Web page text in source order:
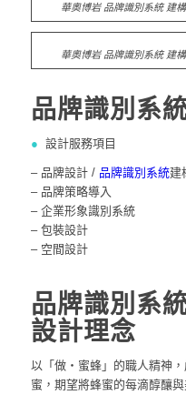
華奧博岩 品牌識別系統 建
華奧博岩 品牌識別系統 建
品牌識別系
● 設計服務項目
– 品牌設計 / 品牌識別系統建
– 品牌策略導入
– 企業形象識別系統
– 包裝設計
– 空間設計
品牌識別系
設計理念
以「做‧蜜蜂」的職人精神
蜜，期望將蜂蜜的每滴醇釀